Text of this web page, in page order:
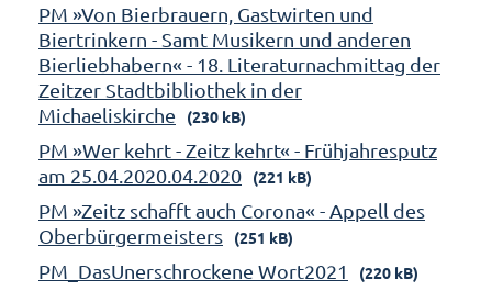
PM »Von Bierbrauern, Gastwirten und
Biertrinkern - Samt Musikern und anderen
Bierliebhabern« - 18. Literaturnachmittag der
Zeitzer Stadtbibliothek in der
Michaeliskirche
(230 kB)
PM »Wer kehrt - Zeitz kehrt« - Frühjahresputz
am 25.04.2020.04.2020
(221 kB)
PM »Zeitz schafft auch Corona« - Appell des
Oberbürgermeisters
(251 kB)
PM_DasUnerschrockene Wort2021 (220 kB)